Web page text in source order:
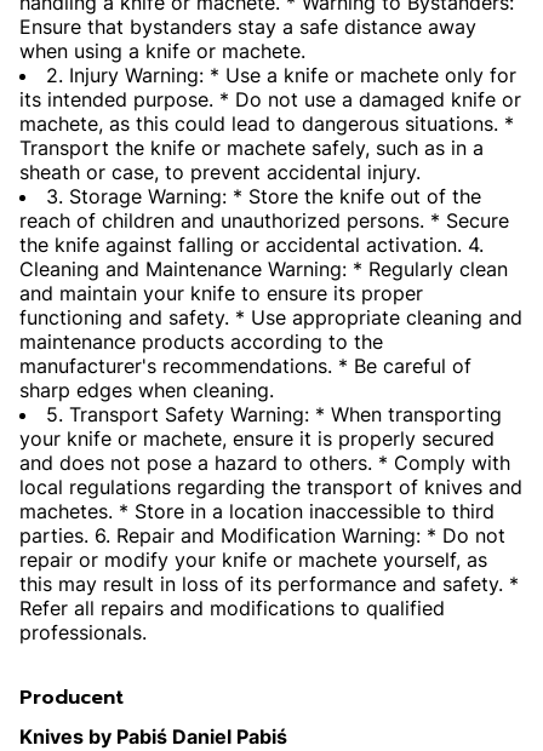
Ensure that bystanders stay a safe distance away
when using a knife or machete.
2. Injury Warning: * Use a knife or machete only for
its intended purpose. * Do not use a damaged knife or
machete, as this could lead to dangerous situations. *
Transport the knife or machete safely, such as in a
sheath or case, to prevent accidental injury.
3. Storage Warning: * Store the knife out of the
reach of children and unauthorized persons. * Secure
the knife against falling or accidental activation. 4.
Cleaning and Maintenance Warning: * Regularly clean
and maintain your knife to ensure its proper
functioning and safety. * Use appropriate cleaning and
maintenance products according to the
manufacturer's recommendations. * Be careful of
sharp edges when cleaning.
5. Transport Safety Warning: * When transporting
your knife or machete, ensure it is properly secured
and does not pose a hazard to others. * Comply with
local regulations regarding the transport of knives and
machetes. * Store in a location inaccessible to third
parties. 6. Repair and Modification Warning: * Do not
repair or modify your knife or machete yourself, as
this may result in loss of its performance and safety. *
Refer all repairs and modifications to qualified
professionals.
Producent
Knives by Pabiś Daniel Pabiś